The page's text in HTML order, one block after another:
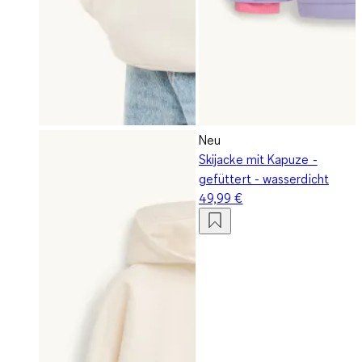
Neu
Skijacke mit Kapuze -
gefüttert - wasserdicht
49,99 €